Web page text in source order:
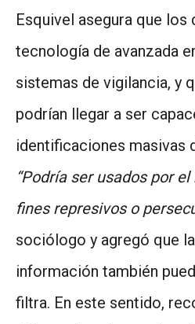
Esquivel asegura que los
tecnología de avanzada
sistemas de vigilancia, y
podrían llegar a ser
identificaciones masivas
“Podría ser usados por
fines represivos o
sociólogo y agregó que
información también
filtra. En este sentido,